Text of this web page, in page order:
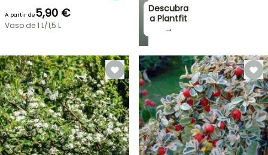
Descubra
a Plantfit
→
A partir de5,90 €
Vaso de 1 L/1,5 L